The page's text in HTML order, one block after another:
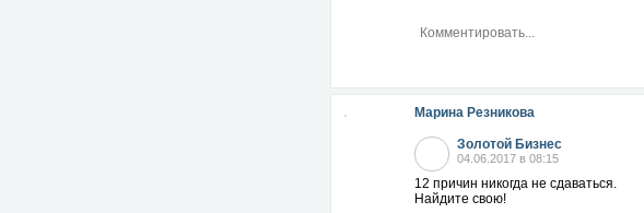
Марина Резникова
Золотой Бизнес
04.06.2017 в 08:15
12 причин никогда не сдаваться.
Найдите свою!